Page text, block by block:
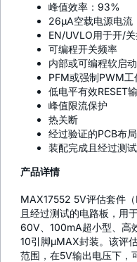
峰值效率：93%
26µA空载电源电流
EN/UVLO用于开/
可编程开关频率
内部或可编程软启动
PFM或强制PWM工
低电平有效RESET
峰值限流保护
热关断
经过验证的PCB布局
装配完成且经过测试
产品详情
MAX17552 5V评估套件
且经过测试的电路板，用
60V、100mA超小型、高
10引脚µMAX封装。该评
范围，在5V输出电压下，